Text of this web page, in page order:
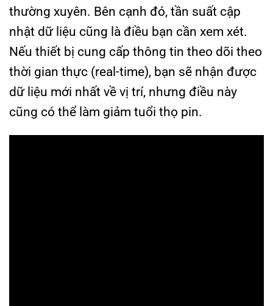
thường xuyên. Bên cạnh đó, tần suất cập
nhật dữ liệu cũng là điều bạn cần xem xét.
Nếu thiết bị cung cấp thông tin theo dõi theo
thời gian thực (real-time), bạn sẽ nhận được
dữ liệu mới nhất về vị trí, nhưng điều này
cũng có thể làm giảm tuổi thọ pin.